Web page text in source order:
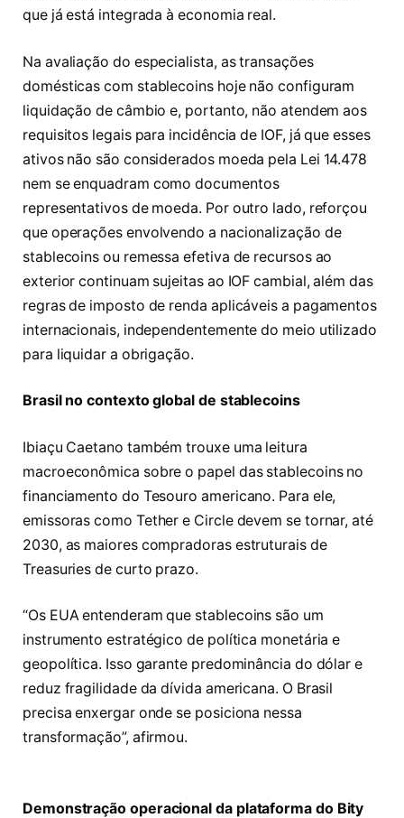
que já está integrada à economia real.
Na avaliação do especialista, as transações
domésticas com stablecoins hoje não configuram
liquidação de câmbio e, portanto, não atendem aos
requisitos legais para incidência de IOF, já que esses
ativos não são considerados moeda pela Lei 14.478
nem se enquadram como documentos
representativos de moeda. Por outro lado, reforçou
que operações envolvendo a nacionalização de
stablecoins ou remessa efetiva de recursos ao
exterior continuam sujeitas ao IOF cambial, além das
regras de imposto de renda aplicáveis a pagamentos
internacionais, independentemente do meio utilizado
para liquidar a obrigação.
Brasil no contexto global de stablecoins
Ibiaçu Caetano também trouxe uma leitura
macroeconômica sobre o papel das stablecoins no
financiamento do Tesouro americano. Para ele,
emissoras como Tether e Circle devem se tornar, até
2030, as maiores compradoras estruturais de
Treasuries de curto prazo.
“Os EUA entenderam que stablecoins são um
instrumento estratégico de política monetária e
geopolítica. Isso garante predominância do dólar e
reduz fragilidade da dívida americana. O Brasil
precisa enxergar onde se posiciona nessa
transformação”, afirmou.
Demonstração operacional da plataforma do Bity